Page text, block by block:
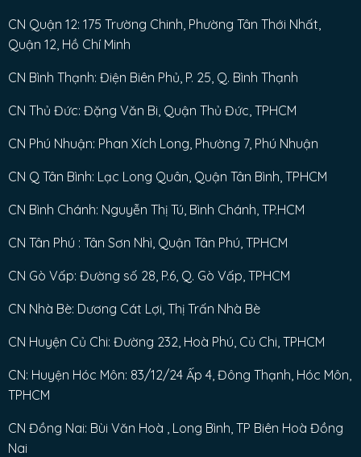
CN Quận 12: 175 Trường Chinh, Phường Tân Thới Nhất,
Quận 12, Hồ Chí Minh
CN Bình Thạnh: Điện Biên Phủ, P. 25, Q. Bình Thạnh
CN Thủ Đức: Đặng Văn Bi, Quận Thủ Đức, TPHCM
CN Phú Nhuận: Phan Xích Long, Phường 7, Phú Nhuận
CN Q Tân Bình: Lạc Long Quân, Quận Tân Bình, TPHCM
CN Bình Chánh: Nguyễn Thị Tú, Bình Chánh, TP.HCM
CN Tân Phú : Tân Sơn Nhì, Quận Tân Phú, TPHCM
CN Gò Vấp: Đường số 28, P.6, Q. Gò Vấp, TPHCM
CN Nhà Bè: Dương Cát Lợi, Thị Trấn Nhà Bè
CN Huyện Củ Chi: Đường 232, Hoà Phú, Củ Chi, TPHCM
CN: Huyện Hóc Môn: 83/12/24 Ấp 4, Đông Thạnh, Hóc Môn,
TPHCM
CN Đồng Nai: Bùi Văn Hoà , Long Bình, TP Biên Hoà Đồng
Nai